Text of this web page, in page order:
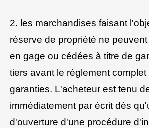
2. les marchandises faisant
réserve de propriété ne
en gage ou cédées à titre de
tiers avant le règlement
garanties. L'acheteur est tenu
immédiatement par écrit dès
d'ouverture d'une procédure